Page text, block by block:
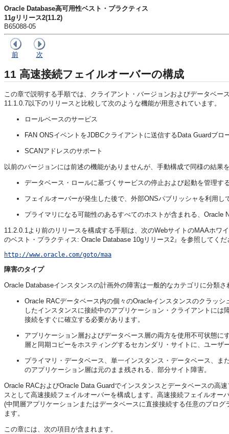
Oracle Database高可用性ベスト・プラクティス
11g リリース2(11.2)
B65088-05
前 次
11 高速接続フェイルオーバーの構成
この章で説明する手順では、クライアント・バージョンおよびデータベ
11.1.0.7以下のリリースと比較して次のような機能が用意されています。
ロールベースのサービス
FAN ONSイベントをJDBCクライアントに送信するData Guardブロ
SCANアドレスのサポート
以前のバージョンには前述の機能がありませんが、手動構成で同様の結果
データベース・ロールに基づくサービスの停止および起動を管理す
フェイルオーバーが発生した後で、外部ONSパブリッシャを利用し
プライマリになる可能性のあるすべてのホストが含まれる、Oracle
11.2.0.1より前のリリースを構成する手順は、次のWebサイトのMAAホワ
のベスト・プラクティス: Oracle Database 10gリリース2』を参照してくだ
http://www.oracle.com/goto/maa
障害のタイプ
Oracle Databaseインスタンスの計画外の障害は一般的なカテゴリに分類さ
Oracle RACデータベース内の個々のOracleインスタンスのクラッ
したインスタンスに接続中のアプリケーション・クライアントに
接続をすぐに確立する必要があります。
アプリケーション層およびデータベース層の両方を使用不可状態
層と同期コピーをホスティングするセカンダリ・サイトに、ユーザ
プライマリ・データベース、単一インスタンス・データベース、
のアプリケーション層は元のまま残される、部分サイト障害。
Oracle RACおよびOracle Data Guardでインスタンスとデータベースの高
スとして高速接続フェイルオーバーを構成します。高速接続フェイルオ
(中間層アプリケーションまたはデータベースに直接接続する任意のプロ
ます。
この章には、次の項目が含まれます。